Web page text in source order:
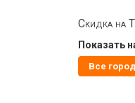
Скидка на
Показать
Все